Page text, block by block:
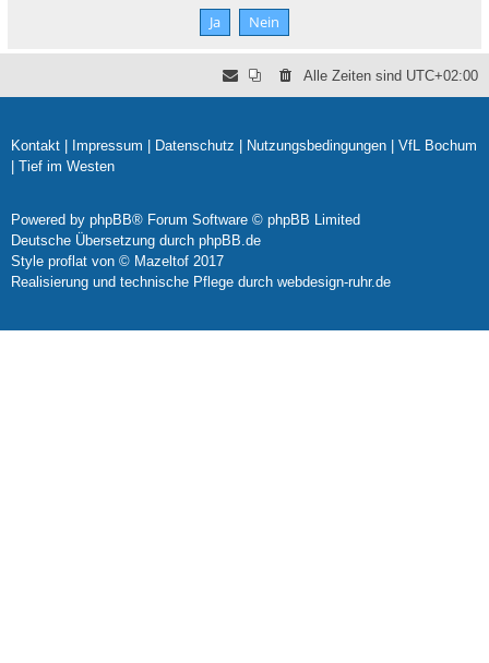
Alle Zeiten sind UTC+02:00
Kontakt Impressum Datenschutz Nutzungsbedingungen
VfL Bochum
Tief im Westen
Powered by phpBB® Forum Software © phpBB Limited
Deutsche Übersetzung durch phpBB.de
Style proflat von © Mazeltof 2017
Realisierung und technische Pflege durch webdesign-ruhr.de